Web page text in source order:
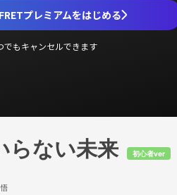
プレミアムをはじめる
でもキャンセルできます
らない未来 初心者ver